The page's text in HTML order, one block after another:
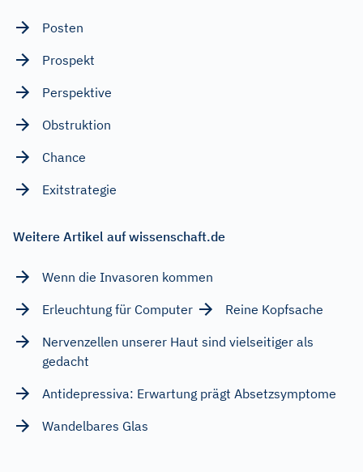
Posten
Prospekt
Perspektive
Obstruktion
Chance
Exitstrategie
Weitere Artikel auf wissenschaft.de
Wenn die Invasoren kommen
Erleuchtung für Computer
Reine Kopfsache
Nervenzellen unserer Haut sind vielseitiger als
gedacht
Antidepressiva: Erwartung prägt Absetzsymptome
Wandelbares Glas